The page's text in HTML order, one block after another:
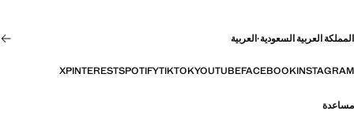
المملكة العربية السعودية·العربية
INSTAGRAM
FACEBOOK
YOUTUBE
TIKTOK
SPOTIFY
PINTEREST
X
مساعدة